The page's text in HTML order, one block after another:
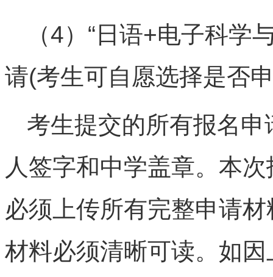
（4）“日语+电子科学
请(考生可自愿选择是否
考生提交的所有报名
人签字和中学盖章。本
必须上传所有完整申请
材料必须清晰可读。如